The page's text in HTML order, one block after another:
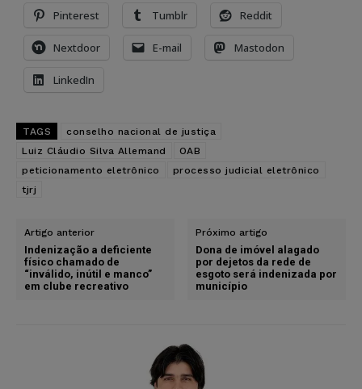
Pinterest Tumblr Reddit
Nextdoor E-mail Mastodon
LinkedIn
TAGS
conselho nacional de justiça
Luiz Cláudio Silva Allemand
OAB
peticionamento eletrônico
processo judicial eletrônico
tjrj
Artigo anterior
Indenização a deficiente
físico chamado de
“inválido, inútil e manco”
em clube recreativo
Próximo artigo
Dona de imóvel alagado
por dejetos da rede de
esgoto será indenizada por
município